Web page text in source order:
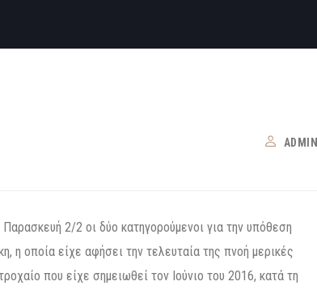
ADMIN
2/2 οι δύο κατηγορούμενοι για την υπόθεση
η οποία είχε αφήσει την τελευταία της πνοή μερικές
που είχε σημειωθεί τον Ιούνιο του 2016, κατά τη